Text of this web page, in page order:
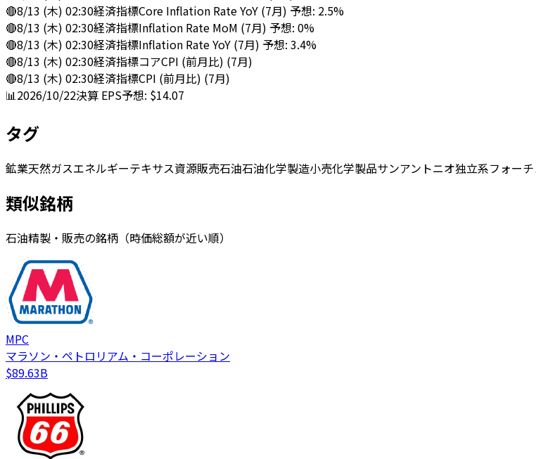
🔴8/13 (木) 02:30経済指標Core Inflation Rate YoY (7月) 予想: 2.5%
🔴8/13 (木) 02:30経済指標Inflation Rate MoM (7月) 予想: 0%
🔴8/13 (木) 02:30経済指標Inflation Rate YoY (7月) 予想: 3.4%
🔴8/13 (木) 02:30経済指標コアCPI (前月比) (7月)
🔴8/13 (木) 02:30経済指標CPI (前月比) (7月)
📊2026/10/22決算 EPS予想: $14.07
タグ
鉱業天然ガスエネルギーテキサス資源販売石油石油化学製造小売化学製品サンアントニオ独立系フォー
類似銘柄
石油精製・販売の銘柄（時価総額が近い順）
MPC
マラソン・ペトロリアム・コーポレーション
$89.63B